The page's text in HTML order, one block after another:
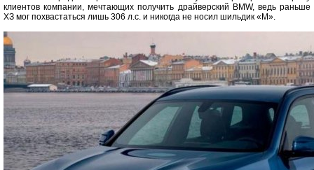
клиентов компании, мечтающих получить драйверский BMW, ведь раньше
ХЗ мог похвастаться лишь 306 л.с. и никогда не носил шильдик «М».